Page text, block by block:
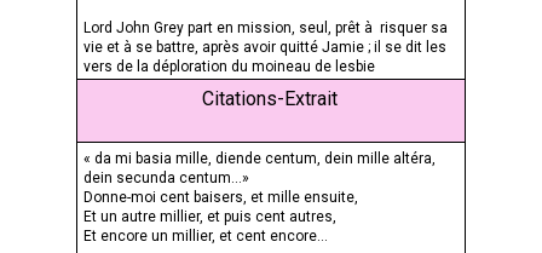
Lord John Grey part en mission, seul, prêt à risquer sa
vie et à se battre, après avoir quitté Jamie ; il se dit les
vers de la déploration du moineau de lesbie
« da mi basia mille, diende centum, dein mille altéra,
dein secunda centum...»
Donne-moi cent baisers, et mille ensuite,
Et un autre millier, et puis cent autres,
Et encore un millier, et cent encore…
Citations-Extrait